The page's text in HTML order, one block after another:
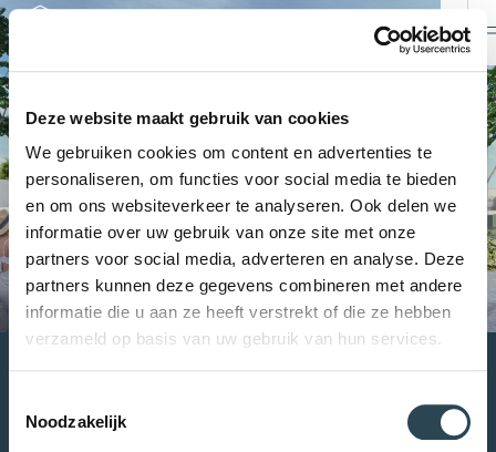
Deze website maakt gebruik van cookies
We gebruiken cookies om content en advertenties te
personaliseren, om functies voor social media te bieden
en om ons websiteverkeer te analyseren. Ook delen we
informatie over uw gebruik van onze site met onze
partners voor social media, adverteren en analyse. Deze
partners kunnen deze gegevens combineren met andere
informatie die u aan ze heeft verstrekt of die ze hebben
verzameld op basis van uw gebruik van hun services.
Noodzakelijk
vergeten?